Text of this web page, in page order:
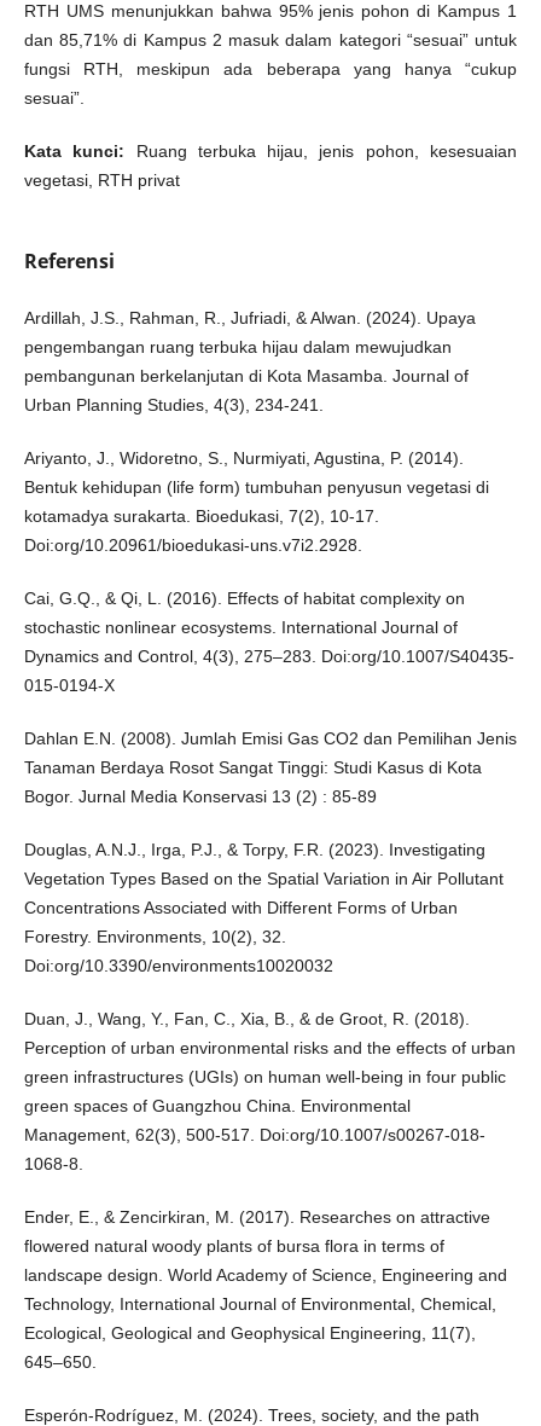
RTH UMS menunjukkan bahwa 95% jenis pohon di Kampus 1
dan 85,71% di Kampus 2 masuk dalam kategori “sesuai” untuk
fungsi RTH, meskipun ada beberapa yang hanya “cukup
sesuai”.
Kata kunci: Ruang terbuka hijau, jenis pohon, kesesuaian
vegetasi, RTH privat
Referensi
Ardillah, J.S., Rahman, R., Jufriadi, & Alwan. (2024). Upaya
pengembangan ruang terbuka hijau dalam mewujudkan
pembangunan berkelanjutan di Kota Masamba. Journal of
Urban Planning Studies, 4(3), 234-241.
Ariyanto, J., Widoretno, S., Nurmiyati, Agustina, P. (2014).
Bentuk kehidupan (life form) tumbuhan penyusun vegetasi di
kotamadya surakarta. Bioedukasi, 7(2), 10-17.
Doi:org/10.20961/bioedukasi-uns.v7i2.2928.
Cai, G.Q., & Qi, L. (2016). Effects of habitat complexity on
stochastic nonlinear ecosystems. International Journal of
Dynamics and Control, 4(3), 275–283. Doi:org/10.1007/S40435-
015-0194-X
Dahlan E.N. (2008). Jumlah Emisi Gas CO2 dan Pemilihan Jenis
Tanaman Berdaya Rosot Sangat Tinggi: Studi Kasus di Kota
Bogor. Jurnal Media Konservasi 13 (2) : 85-89
Douglas, A.N.J., Irga, P.J., & Torpy, F.R. (2023). Investigating
Vegetation Types Based on the Spatial Variation in Air Pollutant
Concentrations Associated with Different Forms of Urban
Forestry. Environments, 10(2), 32.
Doi:org/10.3390/environments10020032
Duan, J., Wang, Y., Fan, C., Xia, B., & de Groot, R. (2018).
Perception of urban environmental risks and the effects of urban
green infrastructures (UGIs) on human well-being in four public
green spaces of Guangzhou China. Environmental
Management, 62(3), 500-517. Doi:org/10.1007/s00267-018-
1068-8.
Ender, E., & Zencirkiran, M. (2017). Researches on attractive
flowered natural woody plants of bursa flora in terms of
landscape design. World Academy of Science, Engineering and
Technology, International Journal of Environmental, Chemical,
Ecological, Geological and Geophysical Engineering, 11(7),
645–650.
Esperón‐Rodríguez, M. (2024). Trees, society, and the path